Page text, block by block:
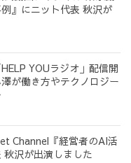
』にニット代表 秋沢が
YOUラジオ」配信開
が働き方やテクノロジー
Channel『経営者のAI活
沢が出演しました